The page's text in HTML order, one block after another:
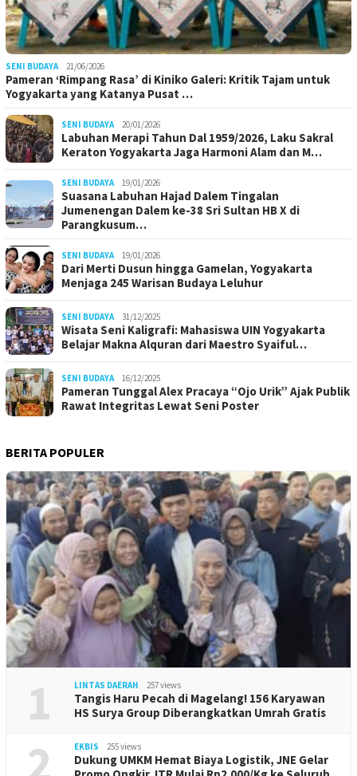
SENI BUDAYA 21/06/2026
Pameran ‘Rimpang Rasa’ di Kiniko Galeri: Kritik Tajam untuk
Yogyakarta yang Katanya Pusat …
SENI BUDAYA 20/01/2026
Labuhan Merapi Tahun Dal 1959/2026, Laku Sakral
Keraton Yogyakarta Jaga Harmoni Alam dan M…
SENI BUDAYA 19/01/2026
Suasana Labuhan Hajad Dalem Tingalan
Jumenengan Dalem ke-38 Sri Sultan HB X di
Parangkusum…
SENI BUDAYA 19/01/2026
Dari Merti Dusun hingga Gamelan, Yogyakarta
Menjaga 245 Warisan Budaya Leluhur
SENI BUDAYA 31/12/2025
Wisata Seni Kaligrafi: Mahasiswa UIN Yogyakarta
Belajar Makna Alquran dari Maestro Syaiful…
SENI BUDAYA 16/12/2025
Pameran Tunggal Alex Pracaya “Ojo Urik” Ajak Publik
Rawat Integritas Lewat Seni Poster
BERITA POPULER
1 LINTAS DAERAH 257 views
Tangis Haru Pecah di Magelang! 156 Karyawan
HS Surya Group Diberangkatkan Umrah Gratis
2 EKBIS 255 views
Dukung UMKM Hemat Biaya Logistik, JNE Gelar